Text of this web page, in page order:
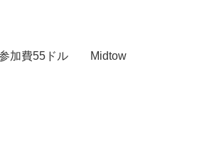
参加費55ドル Midtow